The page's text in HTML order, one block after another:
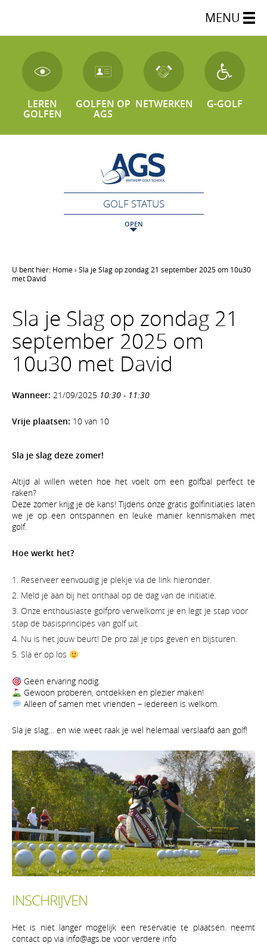
MENU
LEREN
GOLFEN
GOLFEN OP
AGS
NETWERKEN G-GOLF
GOLF STATUS
OPEN
U bent hier: Home› Sla je Slag op zondag 21 september 2025 om 10u30
met David
Sla je Slag op zondag 21
september 2025 om
10u30 met David
Wanneer: 21/09/2025 10:30 - 11:30
Vrije plaatsen: 10 van 10
Sla je slag deze zomer!
Altijd al willen weten hoe het voelt om een golfbal perfect te
raken?
Deze zomer krijg je de kans! Tijdens onze gratis golfinitiaties laten
we je op een ontspannen en leuke manier kennismaken met
golf.
Hoe werkt het?
Reserveer eenvoudig je plekje via de link hieronder.
Meld je aan bij het onthaal op de dag van de initiatie.
Onze enthousiaste golfpro verwelkomt je en legt je stap voor
stap de basisprincipes van golf uit.
Nu is het jouw beurt! De pro zal je tips geven en bijsturen.
Sla er op los
Geen ervaring nodig.
Gewoon proberen, ontdekken en plezier maken!
Alleen of samen met vrienden – iedereen is welkom.
Sla je slag… en wie weet raak je wel helemaal verslaafd aan golf!
INSCHRIJVEN
Het is niet langer mogelijk een reservatie te plaatsen. neemt
contact op via info@ags.be voor verdere info